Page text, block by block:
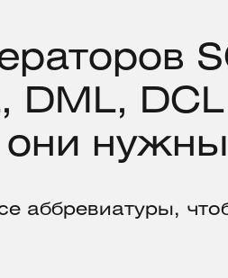
DML,
нужны
аббревиатуры,